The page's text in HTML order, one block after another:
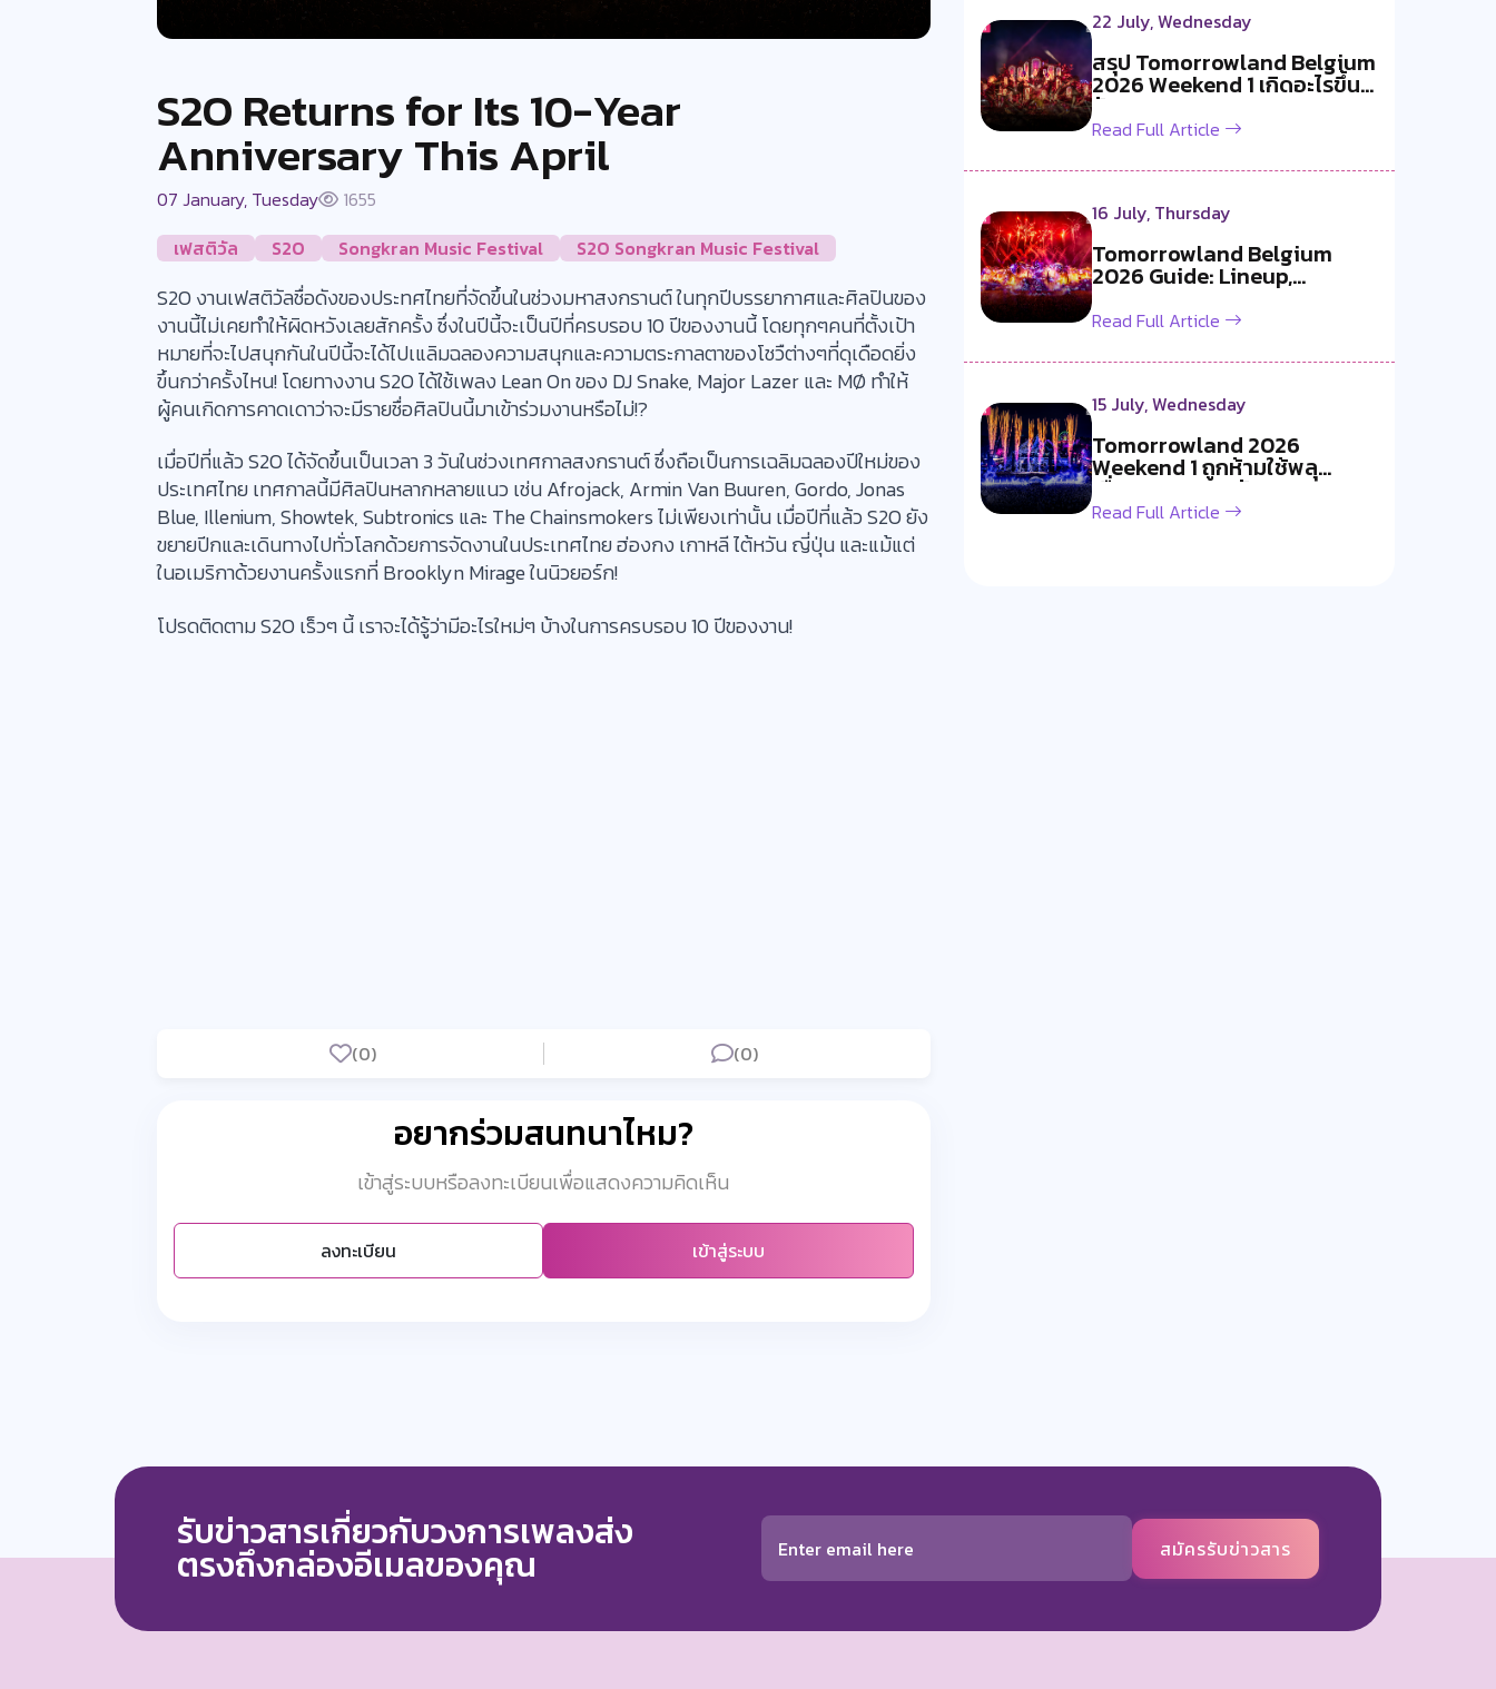
S2O Returns for Its 10-Year
Anniversary This April
07 January, Tuesday
1655
เฟสติวัล
S2O Songkran Music Festival S2O Songkran Music Festival
S2O งานเฟสติวัลชื่อดังของประทศไทยที่จัดขึ้นในช่วงมหาสงกรานต์ ในทุกปีบรรยากาศและศิลปินของ
งานนี้ไม่เคยทำให้ผิดหวังเลยสักครั้ง ซึ่งในปีนี้จะเป็นปีที่ครบรอบ 10 ปีของงานนี้ โดยทุกๆคนที่ตั้งเป้า
หมายที่จะไปสนุกกันในปีนี้จะได้ไปเแลิมฉลองความสนุกและความตระกาลตาของโชวืต่างๆที่ดุเดือดยิ่ง
ขึ้นกว่าครั้งไหน! โดยทางงาน S2O ได้ใช้เพลง Lean On ของ DJ Snake, Major Lazer และ MØ ทำให้
ผู้คนเกิดการคาดเดาว่าจะมีรายชื่อศิลปินนี้มาเข้าร่วมงานหรือไม่!?
เมื่อปีที่แล้ว S2O ได้จัดขึ้นเป็นเวลา 3 วันในช่วงเทศกาลสงกรานต์ ซึ่งถือเป็นการเฉลิมฉลองปีใหม่ของ
ประเทศไทย เทศกาลนี้มีศิลปินหลากหลายแนว เช่น Afrojack, Armin Van Buuren, Gordo, Jonas
Blue, Illenium, Showtek, Subtronics และ The Chainsmokers ไม่เพียงเท่านั้น เมื่อปีที่แล้ว S2O ยัง
ขยายปีกและเดินทางไปทั่วโลกด้วยการจัดงานในประเทศไทย ฮ่องกง เกาหลี ไต้หวัน ญี่ปุ่น และแม้แต่
ในอเมริกาด้วยงานครั้งแรกที่ Brooklyn Mirage ในนิวยอร์ก!
โปรดติดตาม S2O เร็วๆ นี้ เราจะได้รู้ว่ามีอะไรใหม่ๆ บ้างในการครบรอบ 10 ปีของงาน!
(0) (0)
อยากร่วมสนทนาไหม?
เข้าสู่ระบบหรือลงทะเบียนเพื่อแสดงความคิดเห็น
ลงทะเบียน เข้าสู่ระบบ
22 July, Wednesday
สรุป Tomorrowland Belgium
2026 Weekend 1 เกิดอะไรขึ้น
บ้าง ?
Read Full Article
16 July, Thursday
Tomorrowland Belgium
2026 Guide: Lineup,
Livestream, Must-S...
Read Full Article
15 July, Wednesday
Tomorrowland 2026
Weekend 1 ถูกห้ามใช้พลุ
เนื่องจากอากาศร้อ...
Read Full Article
รับข่าวสารเกี่ยวกับวงการเพลงส่ง
ตรงถึงกล่องอีเมลของคุณ สมัครรับข่าวสาร